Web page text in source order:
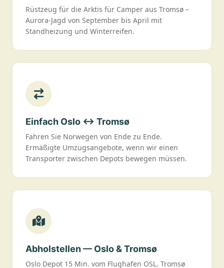
Rüstzeug für die Arktis für Camper aus Tromsø –
Aurora-Jagd von September bis April mit
Standheizung und Winterreifen.
Einfach Oslo ↔ Tromsø
Fahren Sie Norwegen von Ende zu Ende.
Ermäßigte Umzugsangebote, wenn wir einen
Transporter zwischen Depots bewegen müssen.
Abholstellen — Oslo & Tromsø
Oslo Depot 15 Min. vom Flughafen OSL. Tromsø